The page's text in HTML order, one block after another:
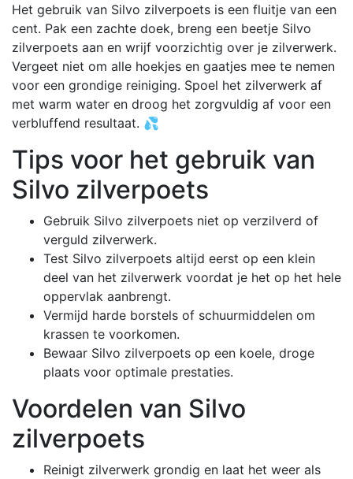
Het gebruik van Silvo zilverpoets is een fluitje van een
cent. Pak een zachte doek, breng een beetje Silvo
zilverpoets aan en wrijf voorzichtig over je zilverwerk.
Vergeet niet om alle hoekjes en gaatjes mee te nemen
voor een grondige reiniging. Spoel het zilverwerk af
met warm water en droog het zorgvuldig af voor een
verbluffend resultaat. 💦
Tips voor het gebruik van
Silvo zilverpoets
Gebruik Silvo zilverpoets niet op verzilverd of
verguld zilverwerk.
Test Silvo zilverpoets altijd eerst op een klein
deel van het zilverwerk voordat je het op het hele
oppervlak aanbrengt.
Vermijd harde borstels of schuurmiddelen om
krassen te voorkomen.
Bewaar Silvo zilverpoets op een koele, droge
plaats voor optimale prestaties.
Voordelen van Silvo
zilverpoets
Reinigt zilverwerk grondig en laat het weer als